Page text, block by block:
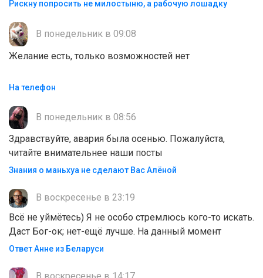
Рискну попросить не милостыню, а рабочую лошадку
В понедельник в 09:08
Желание есть, только возможностей нет
На телефон
В понедельник в 08:56
Здравствуйте, авария была осенью. Пожалуйста,
читайте внимательнее наши посты
Знания о маньхуа не сделают Вас Алëной
В воскресенье в 23:19
Всё не уймётесь) Я не особо стремлюсь кого-то искать.
Даст Бог-ок; нет-ещё лучше. На данный момент
Ответ Анне из Беларуси